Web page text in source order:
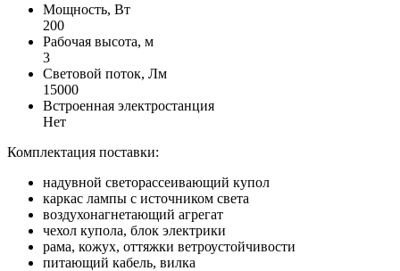
Мощность, Вт
200
Рабочая высота, м
3
Световой поток, Лм
15000
Встроенная электростанция
Нет
Комплектация поставки:
надувной светорассеивающий купол
каркас лампы с источником света
воздухонагнетающий агрегат
чехол купола, блок электрики
рама, кожух, оттяжки ветроустойчивости
питающий кабель, вилка